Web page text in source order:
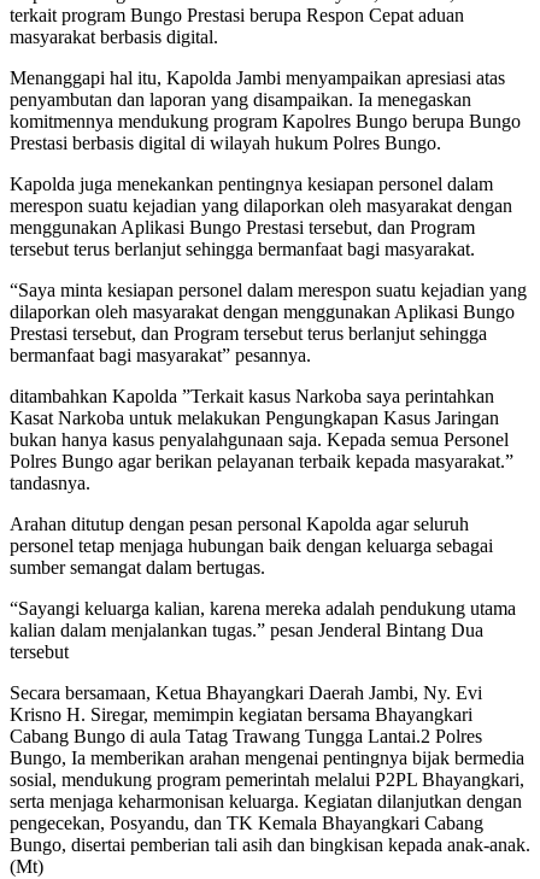
terkait program Bungo Prestasi berupa Respon Cepat aduan
masyarakat berbasis digital.
Menanggapi hal itu, Kapolda Jambi menyampaikan apresiasi atas
penyambutan dan laporan yang disampaikan. Ia menegaskan
komitmennya mendukung program Kapolres Bungo berupa Bungo
Prestasi berbasis digital di wilayah hukum Polres Bungo.
Kapolda juga menekankan pentingnya kesiapan personel dalam
merespon suatu kejadian yang dilaporkan oleh masyarakat dengan
menggunakan Aplikasi Bungo Prestasi tersebut, dan Program
tersebut terus berlanjut sehingga bermanfaat bagi masyarakat.
“Saya minta kesiapan personel dalam merespon suatu kejadian yang
dilaporkan oleh masyarakat dengan menggunakan Aplikasi Bungo
Prestasi tersebut, dan Program tersebut terus berlanjut sehingga
bermanfaat bagi masyarakat” pesannya.
ditambahkan Kapolda ”Terkait kasus Narkoba saya perintahkan
Kasat Narkoba untuk melakukan Pengungkapan Kasus Jaringan
bukan hanya kasus penyalahgunaan saja. Kepada semua Personel
Polres Bungo agar berikan pelayanan terbaik kepada masyarakat.”
tandasnya.
Arahan ditutup dengan pesan personal Kapolda agar seluruh
personel tetap menjaga hubungan baik dengan keluarga sebagai
sumber semangat dalam bertugas.
“Sayangi keluarga kalian, karena mereka adalah pendukung utama
kalian dalam menjalankan tugas.” pesan Jenderal Bintang Dua
tersebut
Secara bersamaan, Ketua Bhayangkari Daerah Jambi, Ny. Evi
Krisno H. Siregar, memimpin kegiatan bersama Bhayangkari
Cabang Bungo di aula Tatag Trawang Tungga Lantai.2 Polres
Bungo, Ia memberikan arahan mengenai pentingnya bijak bermedia
sosial, mendukung program pemerintah melalui P2PL Bhayangkari,
serta menjaga keharmonisan keluarga. Kegiatan dilanjutkan dengan
pengecekan, Posyandu, dan TK Kemala Bhayangkari Cabang
Bungo, disertai pemberian tali asih dan bingkisan kepada anak-anak.
(Mt)